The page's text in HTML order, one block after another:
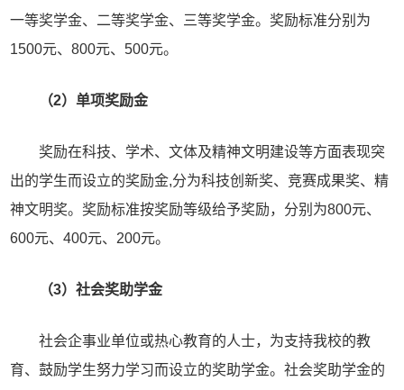
一等奖学金、二等奖学金、三等奖学金。奖励标准分别为
1500元、800元、500元。
（2）单项奖励金
奖励在科技、学术、文体及精神文明建设等方面表现突
出的学生而设立的奖励金,分为科技创新奖、竞赛成果奖、精
神文明奖。奖励标准按奖励等级给予奖励，分别为800元、
600元、400元、200元。
（3）社会奖助学金
社会企事业单位或热心教育的人士，为支持我校的教
育、鼓励学生努力学习而设立的奖助学金。社会奖助学金的